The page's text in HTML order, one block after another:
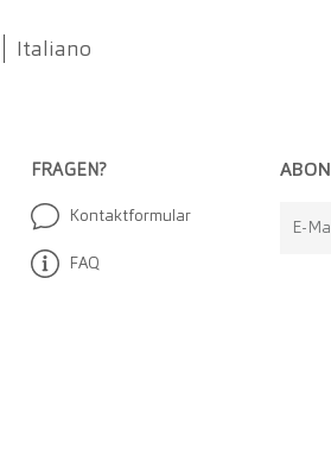
Italiano
FRAGEN?
Kontaktformular
FAQ
E-